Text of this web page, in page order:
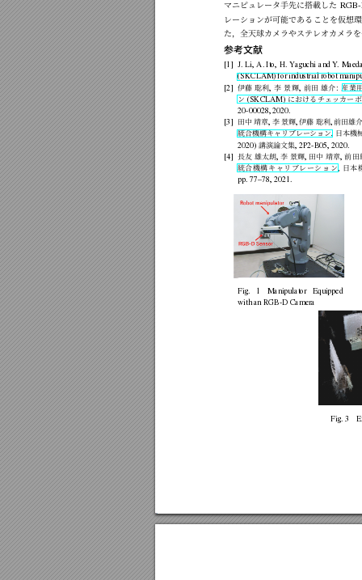
マニピュレータ手先に搭載した
レーションが可能である ことを仮想
た，全天球カメラやステレオカメラ
参考文献
[1] J. Li, A. Ito, H. Yaguchi and Y.
(SKCLAM) for industrial robot
[2]
伊藤 聡利 , 李 景輝, 前田 雄介: 産業
ン (SKCLAM) における チェ ッカー
20-00028, 2020.
[3]
田中 靖章, 李 景輝, 伊藤 聡利 , 前田雄
統合機構キ ャリブレーション, 日本機
2020) 講演論文集, 2P2-B05, 2020.
[4]
長友 雄太朗, 李 景輝, 田 中 靖章, 前 田
統合機構 キ ャ リ ブ レ ー シ ョ ン , 日 本
pp. 77–78, 2021.
Fig. 1 Manipulator
Equipped
with an RGB-D Camera
Fig. 3